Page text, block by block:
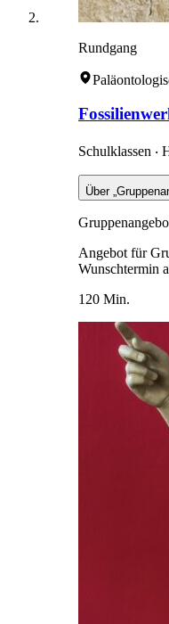
Rundgang
Schulklassen ‧
Über
Angebot für
Wunschtermin
120 Min.